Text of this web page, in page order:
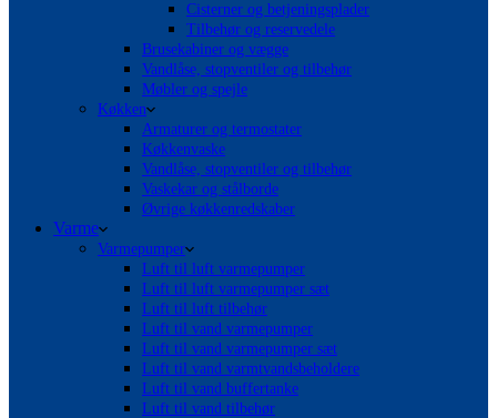
Cisterner og betjeningsplader
Tilbehør og reservedele
Brusekabiner og vægge
Vandlåse, stopventiler og tilbehør
Møbler og spejle
Køkken
Armaturer og termostater
Køkkenvaske
Vandlåse, stopventiler og tilbehør
Vaskekar og stålborde
Øvrige køkkenredskaber
Varme
Varmepumper
Luft til luft varmepumper
Luft til luft varmepumper sæt
Luft til luft tilbehør
Luft til vand varmepumper
Luft til vand varmepumper sæt
Luft til vand varmtvandsbeholdere
Luft til vand buffertanke
Luft til vand tilbehør